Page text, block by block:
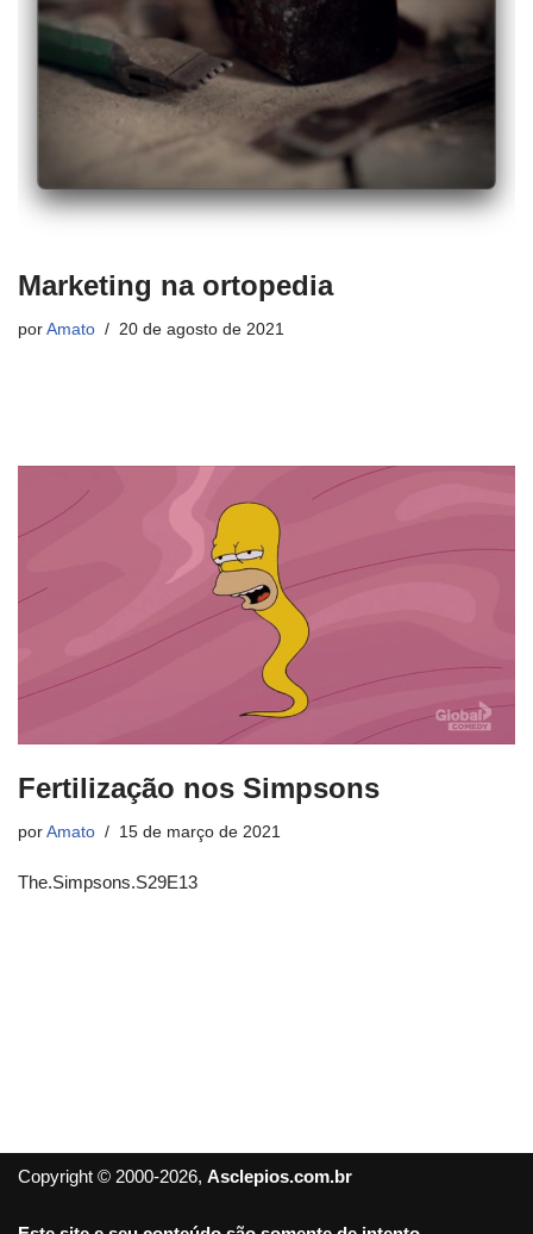
Marketing na ortopedia
por Amato 20 de agosto de 2021
Fertilização nos Simpsons
por Amato 15 de março de 2021
The.Simpsons.S29E13
Copyright © 2000-2026, Asclepios.com.br